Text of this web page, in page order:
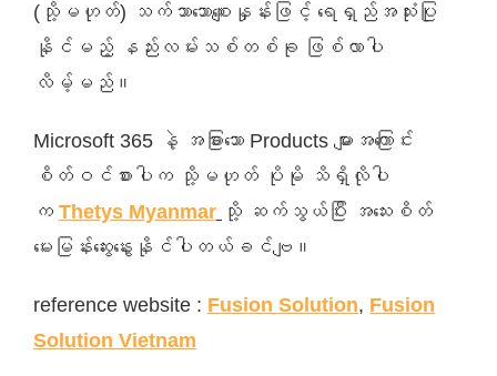
(သို့မဟုတ်) သက်သာသောစျေးနှုန်းဖြင့် ရေရှည်အသုံးပြု
နိုင်မည့် နည်းလမ်းသစ်တစ်ခု ဖြစ်လာပါ
လိမ့်မည်။
Microsoft 365 နဲ့ အခြားသော Products များအကြောင်း
စိတ်ဝင်စားပါက သို့မဟုတ် ပိုမို သိရှိလိုပါ
က Thetys Myanmar သို့ ဆက်သွယ်ပြီး အသေးစိတ်
မေးမြန်းဆွေးနွေးနိုင်ပါတယ်ခင်ဗျ။
reference website : Fusion Solution, Fusion
Solution Vietnam